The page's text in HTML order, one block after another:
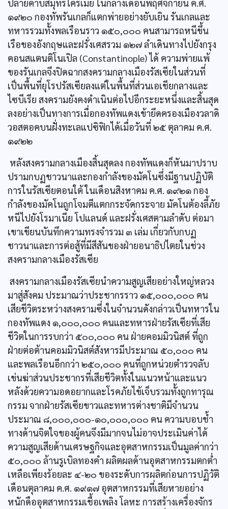
ปลายคาบสมุทรไครเมีย ในกลางเดือนพฤศจิกายน ค.ศ.
๑๙๒๐ กองทัพรันเกลก็แตกพ่ายอย่างยับเยิน รันเกลและ
ทหารรวมทั้งพลเรือนราว ๑๕๐,๐๐๐ คนสามารถหนีขึ้น
เรือของอังกฤษและฝรั่งเศสรวม ๑๒๗ ลำเดินทางไปยังกรุง
คอนสแตนติโนเปิล (Constantinople) ได้ ความพ่ายแพ้
ของรันเกลจึงปิดฉากสงครามกลางเมืองรัสเซียในส่วนที่
เป็นพื้นที่ยุโรปรัสเซียลงแต่ในพื้นที่ส่วนเอเชียกลางและ
ไซบีเรีย สงครามยังคงดำเนินต่อไปอีกระยะหนึ่งและสิ้นสุด
ลงอย่างเป็นทางการเมื่อกองทัพแดงเข้ายึดครองเมืองวลาดิ
วอสตอคบนฝั่งทะเลแปซิฟิกได้เมื่อวันที่ ๒๕ ตุลาคม ค.ศ.
๑๙๒๒
หลังสงครามกลางเมืองสิ้นสุดลง กองทัพแดงก็หันมาปราบ
ปรามกบฏชาวนาและกองกำลังของมัคโนซึ่งมีฐานปฏิบัติ
การในรัสเซียตอนใต้ ในเดือนสิงหาคม ค.ศ. ๑๙๒๑ กอง
กำลังของมัคโนถูกโจมตีแตกกระจัดกระจาย มัคโนต้องลี้ภัย
หนีไปยังโรมาเนีย โปแลนด์ และฝรั่งเศสตามลำดับ ต่อมา
เขาเขียนบันทึกความทรงจำรวม ๓ เล่ม เกี่ยวกับกบฏ
ชาวนาและการต่อสู้ที่มีสีสันของฝ่ายอนาธิปไตยในช่วง
สงครามกลางเมืองรัสเซีย
สงครามกลางเมืองรัสเซียนำความสูญเสียอย่างใหญ่หลวง
มาสู่สังคม ประมาณว่าประชากรราว ๑๕,๐๐๐,๐๐๐ คน
เสียชีวิตระหว่างสงครามซึ่งในจำนวนดังกล่าวเป็นทหารใน
กองทัพแดง ๑,๐๐๐,๐๐๐ คนและทหารฝ่ายรัสเซียที่เสีย
ชีวิตในการรบกว่า ๕๐๐,๐๐๐ คน ฝ่ายคอมมิวนิสต์ ที่ถูก
ฝ่ายต่อต้านคอมมิวนิสต์สังหารมีประมาณ ๕๐,๐๐๐ คน
และพลเรือนอีกกว่า ๒๕๐,๐๐๐ คนที่ถูกหน่วยตำรวจลับ
เข่นฆ่าส่วนประชากรที่เสียชีวิตทั้งในแนวหน้าและแนว
หลังด้วยความอดอยากและโรคภัยไข้เจ็บรวมทั้งถูกทารุณ
กรรม จากฝ่ายรัสเซียขาวและทหารต่างชาติมีจำนวน
ประมาณ ๘,๐๐๐,๐๐๐-๑๐,๐๐๐,๐๐๐ คน ความบอบช้ำ
ทางด้านจิตใจของผู้คนจึงมีมากจนไม่อาจประเมินค่าได้
ความสูญเสียด้านเศรษฐกิจและอุตสาหกรรมเป็นมูลค่ากว่า
๕๐,๐๐๐ ล้านรูเบิลทองคำ ผลิตผลด้านอุตสาหกรรมตกตํ่า
เหลือเพียงร้อยละ ๔-๒๐ ของระดับการผลิตก่อนการปฏิวัติ
เดือนตุลาคม ค.ศ. ๑๙๑๗ อุตสาหกรรมที่เสียหายอย่าง
หนักดืออุตสาหกรรมเชื้อเพลิง โลหะ การสร้างเครื่องจักร